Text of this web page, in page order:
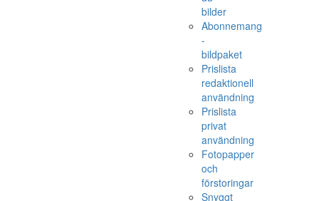
bilder
Abonnemang
-
bildpaket
Prislista
redaktionell
användning
Prislista
privat
användning
Fotopapper
och
förstoringar
Snyggt